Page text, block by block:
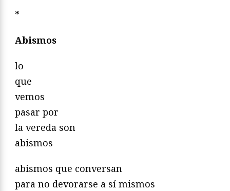
*
Abismos
lo
que
vemos
pasar por
la vereda son
abismos
abismos que conversan
para no devorarse a sí mismos